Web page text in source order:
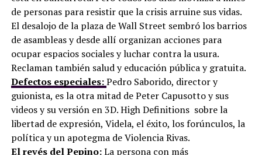
de personas para resistir que la crisis arruine sus vidas.
El desalojo de la plaza de Wall Street sembró los barrios
de asambleas y desde allí organizan acciones para
ocupar espacios sociales y luchar contra la usura.
Reclaman también salud y educación pública y gratuita.
Defectos especiales:Pedro Saborido, director y
guionista, es la otra mitad de Peter Capusotto y sus
videos y su versión en 3D. High Definitions sobre la
libertad de expresión, Videla, el éxito, los forúnculos, la
política y un apotegma de Violencia Rivas.
El revés del Pepino:La persona con más